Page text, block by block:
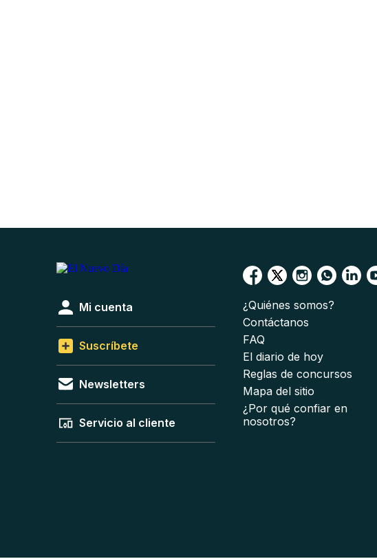
Mi cuenta
Suscríbete
Newsletters
Servicio al cliente
¿Quiénes somos?
Contáctanos
FAQ
El diario de hoy
Reglas de concursos
Mapa del sitio
¿Por qué confiar en
nosotros?